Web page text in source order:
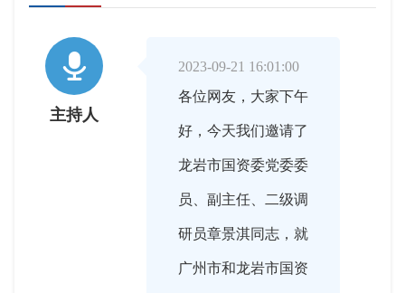

主持人
2023-09-21 16:01:00
各位网友，大家下午
好，今天我们邀请了
龙岩市国资委党委委
员、副主任、二级调
研员章景淇同志，就
广州市和龙岩市国资